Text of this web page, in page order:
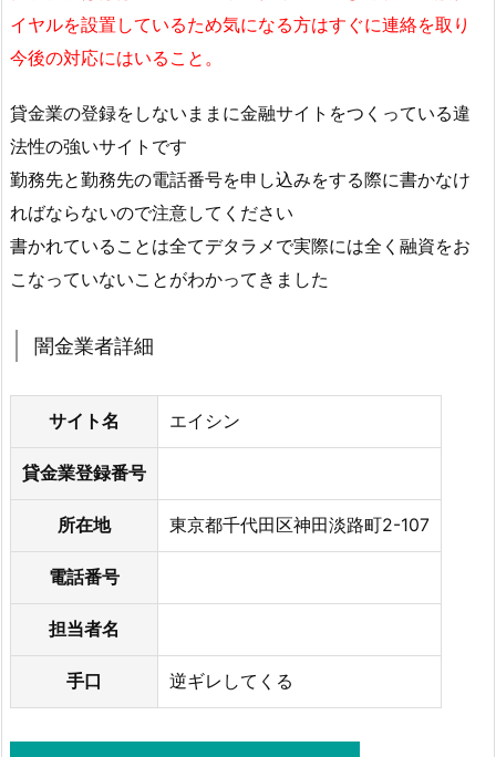
イヤルを設置しているため気になる方はすぐに連絡を取り
今後の対応にはいること。
貸金業の登録をしないままに金融サイトをつくっている違
法性の強いサイトです
勤務先と勤務先の電話番号を申し込みをする際に書かなけ
ればならないので注意してください
書かれていることは全てデタラメで実際には全く融資をお
こなっていないことがわかってきました
闇金業者詳細
サイト名 エイシン
貸金業登録番号
所在地 東京都千代田区神田淡路町2-107
電話番号
担当者名
手口 逆ギレしてくる